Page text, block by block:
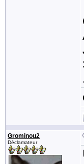
Grominou2
Déclamateur